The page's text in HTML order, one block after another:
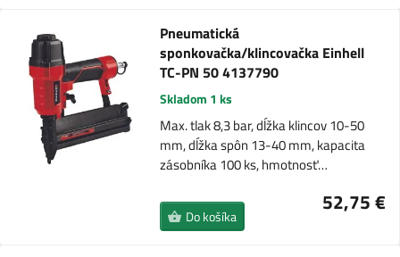
Pneumatická
sponkovačka/klincovačka Einhell
TC-PN 50 4137790
Skladom 1 ks
Max. tlak 8,3 bar, dĺžka klincov 10-50
mm, dĺžka spôn 13-40 mm, kapacita
zásobníka 100 ks, hmotnosť…
52,75 €
Do košíka